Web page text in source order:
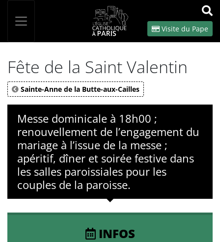
OK
Visite du Pape
Fête de la Saint Valentin
Sainte-Anne de la Butte-aux-Cailles
Messe dominicale à 18h00 ;
renouvellement de l’engagement du
mariage à l’issue de la messe ;
apéritif, dîner et soirée festive dans
les salles paroissiales pour les
couples de la paroisse.
INFOS
Panneau de gestion des cookies